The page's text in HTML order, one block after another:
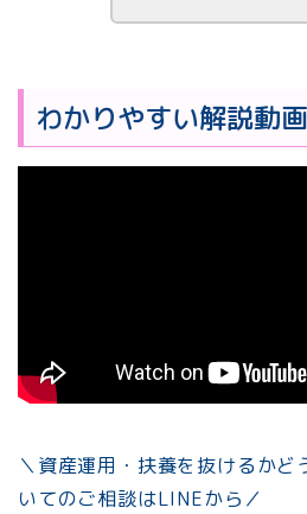
わかりやすい解説動
＼資産運用・扶養を抜けるかど
いてのご相談はLINEから／